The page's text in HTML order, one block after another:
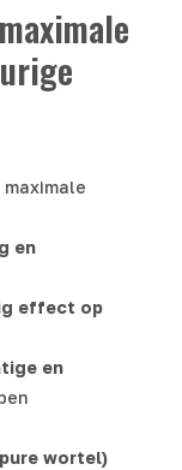
en
effect op
en
wortel)